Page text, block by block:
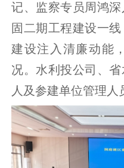
记、监察专员周鸿
固二期工程建设一
建设注入清廉动能
况。水利投公司、
人及参建单位管理人